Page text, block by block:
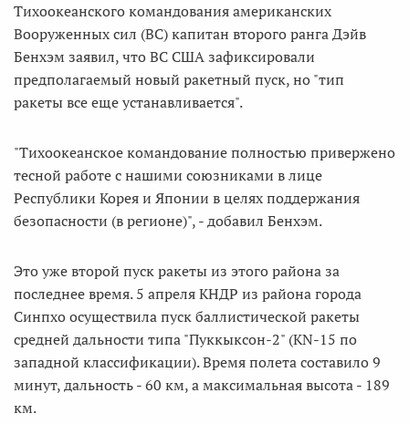
Тихоокеанского командования американских
Вооруженных сил (ВС) капитан второго ранга Дэйв
Бенхэм заявил, что ВС США зафиксировали
предполагаемый новый ракетный пуск, но "тип
ракеты все еще устанавливается".
"Тихоокеанское командование полностью привержено
тесной работе с нашими союзниками в лице
Республики Корея и Японии в целях поддержания
безопасности (в регионе)", - добавил Бенхэм.
Это уже второй пуск ракеты из этого района за
последнее время. 5 апреля КНДР из района города
Синпхо осуществила пуск баллистической ракеты
средней дальности типа "Пуккыксон-2" (KN-15 по
западной классификации). Время полета составило 9
минут, дальность - 60 км, а максимальная высота - 189
км.